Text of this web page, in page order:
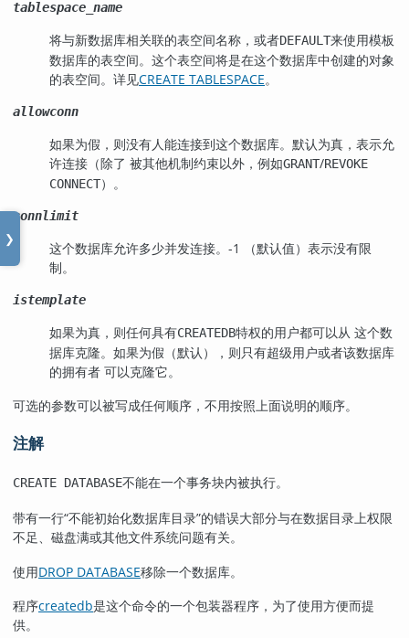
❯
tablespace_name
将与新数据库相关联的表空间名称，或者DEFAULT来使用模板
数据库的表空间。这个表空间将是在这个数据库中创建的对象
的表空间。详见CREATE TABLESPACE。
allowconn
如果为假，则没有人能连接到这个数据库。默认为真，表示允
许连接（除了 被其他机制约束以外，例如GRANT/REVOKE
CONNECT）。
connlimit
这个数据库允许多少并发连接。-1 （默认值）表示没有限
制。
istemplate
如果为真，则任何具有CREATEDB特权的用户都可以从 这个数
据库克隆。如果为假（默认），则只有超级用户或者该数据库
的拥有者 可以克隆它。
可选的参数可以被写成任何顺序，不用按照上面说明的顺序。
注解
CREATE DATABASE不能在一个事务块内被执行。
带有一行“不能初始化数据库目录”的错误大部分与在数据目录上权限
不足、磁盘满或其他文件系统问题有关。
使用DROP DATABASE移除一个数据库。
程序createdb是这个命令的一个包装器程序，为了使用方便而提
供。